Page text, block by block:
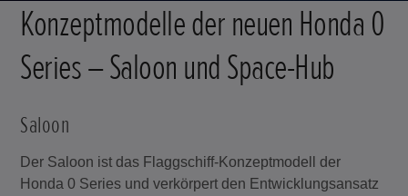
Konzeptmodelle der neuen Honda 0
Series – Saloon und Space-Hub
Saloon
Der Saloon ist das Flaggschiff-Konzeptmodell der
Honda 0 Series und verkörpert den Entwicklungsansatz